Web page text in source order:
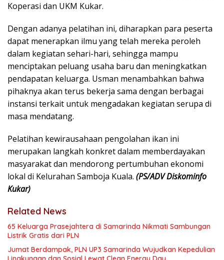
Koperasi dan UKM Kukar.
Dengan adanya pelatihan ini, diharapkan para peserta
dapat menerapkan ilmu yang telah mereka peroleh
dalam kegiatan sehari-hari, sehingga mampu
menciptakan peluang usaha baru dan meningkatkan
pendapatan keluarga. Usman menambahkan bahwa
pihaknya akan terus bekerja sama dengan berbagai
instansi terkait untuk mengadakan kegiatan serupa di
masa mendatang.
Pelatihan kewirausahaan pengolahan ikan ini
merupakan langkah konkret dalam memberdayakan
masyarakat dan mendorong pertumbuhan ekonomi
lokal di Kelurahan Samboja Kuala. (PS/ADV Diskominfo
Kukar)
Related News
65 Keluarga Prasejahtera di Samarinda Nikmati Sambungan
Listrik Gratis dari PLN
Jumat Berdampak, PLN UP3 Samarinda Wujudkan Kepedulian